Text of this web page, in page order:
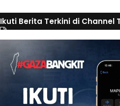
Ikuti Berita Terkini di Channel